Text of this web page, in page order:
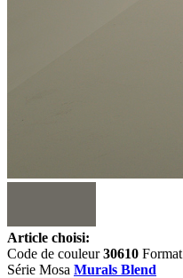
Article choisi:
Code de couleur30610 Format
Série Mosa Murals Blend